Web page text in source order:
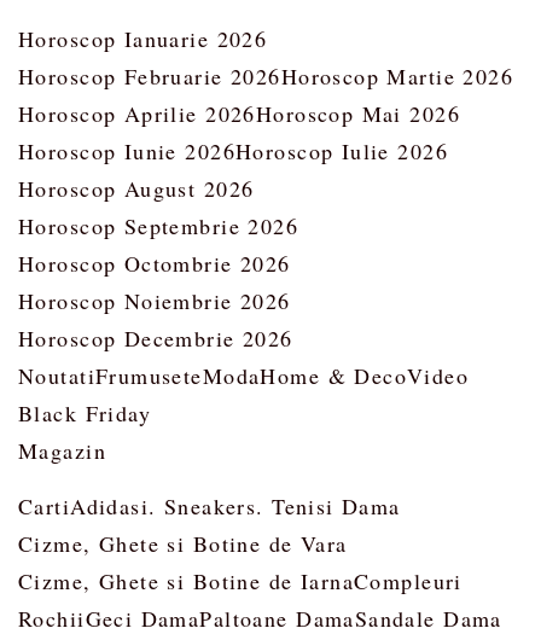
Horoscop Ianuarie 2026
Horoscop Februarie 2026Horoscop Martie 2026
Horoscop Aprilie 2026Horoscop Mai 2026
Horoscop Iunie 2026Horoscop Iulie 2026
Horoscop August 2026
Horoscop Septembrie 2026
Horoscop Octombrie 2026
Horoscop Noiembrie 2026
Horoscop Decembrie 2026
NoutatiFrumuseteModaHome & DecoVideo
Black Friday
Magazin
CartiAdidasi. Sneakers. Tenisi Dama
Cizme, Ghete si Botine de Vara
Cizme, Ghete si Botine de IarnaCompleuri
RochiiGeci DamaPaltoane DamaSandale Dama